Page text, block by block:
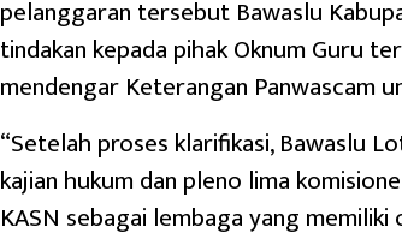
pelanggaran tersebut Bawaslu
tindakan kepada pihak Oknum Guru
mendengar Keterangan Panwascam
“Setelah proses klarifikasi, Bawaslu
kajian hukum dan pleno lima
KASN sebagai lembaga yang